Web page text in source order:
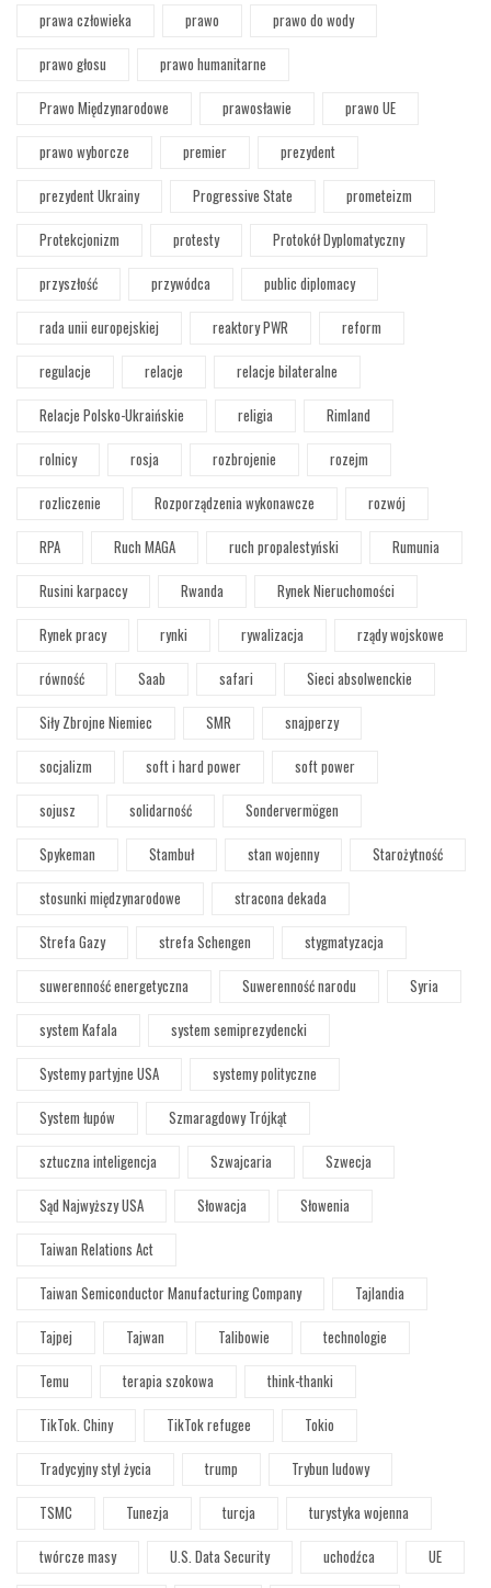
prawa człowieka prawo
prawo do wody
prawo głosu
prawo humanitarne
Prawo Międzynarodowe
prawosławie
prawo UE
prawo wyborcze
premier
prezydent
prezydent Ukrainy
Progressive State
prometeizm
Protekcjonizm
protesty
Protokół Dyplomatyczny
przyszłość
przywódca
public diplomacy
rada unii europejskiej
reaktory PWR
reform
regulacje
relacje
relacje bilateralne
Relacje Polsko-Ukraińskie
religia
Rimland
rolnicy
rosja rozbrojenie
rozejm
rozliczenie
Rozporządzenia wykonawcze
rozwój
RPA
Ruch MAGA ruch propalestyński
Rumunia
Rusini karpaccy
Rwanda
Rynek Nieruchomości
Rynek pracy
rynki rywalizacja
rządy wojskowe
równość
Saab safari
Sieci absolwenckie
Siły Zbrojne Niemiec
SMR
snajperzy
socjalizm
soft i hard power
soft power
sojusz
solidarność
Sondervermögen
Spykeman
Stambuł stan wojenny
Starożytność
stosunki międzynarodowe
stracona dekada
Strefa Gazy
strefa Schengen
stygmatyzacja
suwerenność energetyczna
Suwerenność narodu
Syria
system Kafala
system semiprezydencki
Systemy partyjne USA
systemy polityczne
System łupów
Szmaragdowy Trójkąt
sztuczna inteligencja
Szwajcaria
Szwecja
Sąd Najwyższy USA
Słowacja
Słowenia
Taiwan Relations Act
Taiwan Semiconductor Manufacturing Company
Tajlandia
Tajpej
Tajwan Talibowie
technologie
Temu
terapia szokowa
think-thanki
TikTok. Chiny
TikTok refugee
Tokio
Tradycyjny styl życia
trump
Trybun ludowy
TSMC
Tunezja turcja
turystyka wojenna
twórcze masy
U.S. Data Security uchodźca
UE